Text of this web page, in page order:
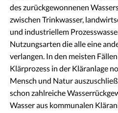
des zurückgewonnenen
zwischen Trinkwasser,
und industriellem
Nutzungsarten die alle eine
verlangen. In den meisten
Klärprozess in der Kläranlage
Mensch und Natur
schon zahlreiche
Wasser aus kommunalen